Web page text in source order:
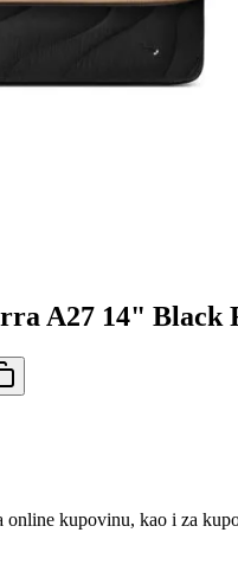
A27 14" Black
online kupovinu, kao i za